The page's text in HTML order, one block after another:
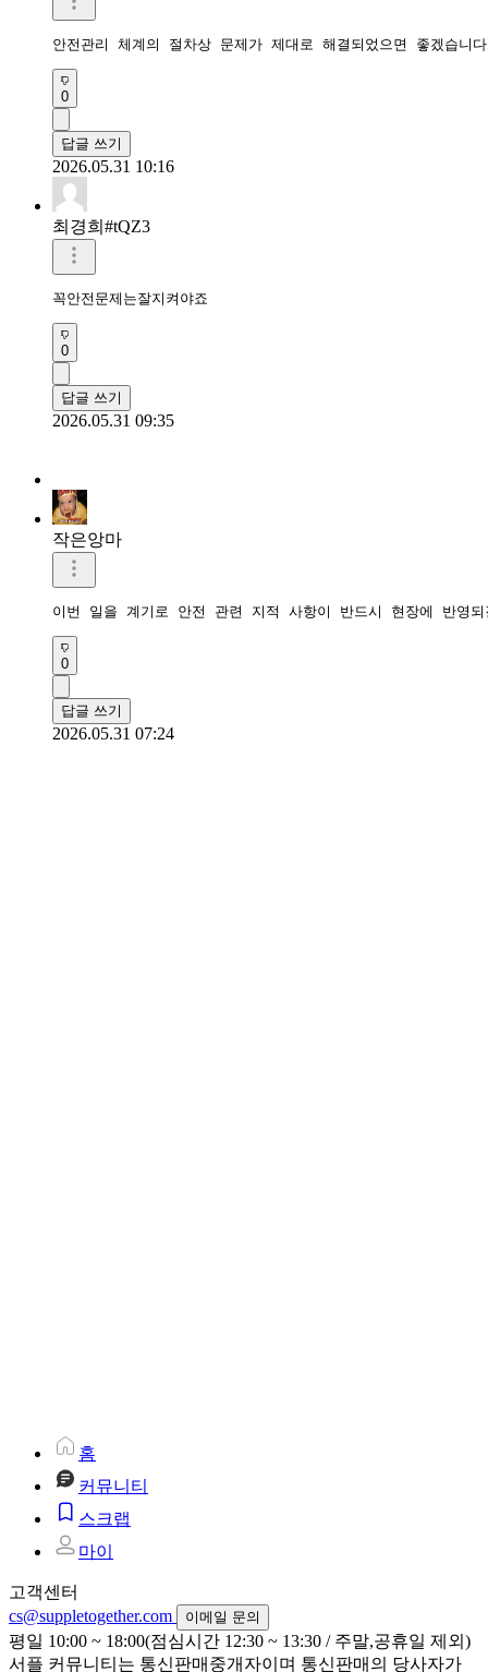
안전관리 체계의 절차상 문제가 제대로 해결되었으면 좋겠습니
0
답글 쓰기
2026.05.31 10:16
최경희#tQZ3
꼭안전문제는잘지켜야죠
0
답글 쓰기
2026.05.31 09:35
작은앙마
이번 일을 계기로 안전 관련 지적 사항이 반드시 현장에 반영
0
답글 쓰기
2026.05.31 07:24
홈
커뮤니티
스크랩
마이
고객센터
cs@suppletogether.com
이메일 문의
평일 10:00 ~ 18:00(점심시간 12:30 ~ 13:30 / 주말,공휴일 제외)
서플 커뮤니티는 통신판매중개자이며 통신판매의 당사자가